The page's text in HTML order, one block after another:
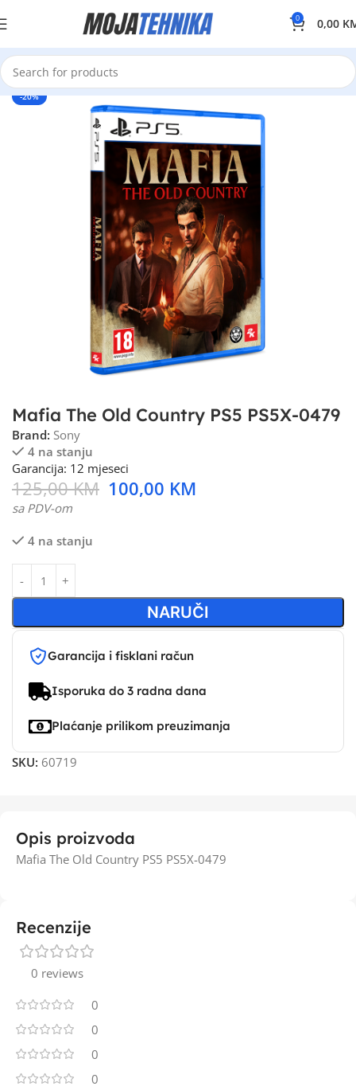
0 0,00
-20%
Mafia The Old Country PS5 PS5X-0479
Brand: Sony
4 na stanju
Garancija: 12 mjeseci
125,00KM 100,00 KM
sa PDV-om
4 na stanju
NARUČI
Garancija i fisklani račun
Isporuka do 3 radna dana
Plaćanje prilikom preuzimanja
SKU: 60719
Opis proizvoda
Mafia The Old Country PS5 PS5X-0479
Recenzije
0 reviews
0
0
0
0